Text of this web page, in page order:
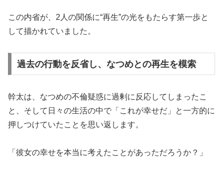
この内省が、2人の関係に“再生”の光をもたらす第一歩と
して描かれていました。
過去の行動を反省し、なつめとの再生を模索
幹太は、なつめの不倫疑惑に過剰に反応してしまったこ
と、そして日々の生活の中で「これが幸せだ」と一方的に
押しつけていたことを思い返します。
「彼女の幸せを本当に考えたことがあっただろうか？」